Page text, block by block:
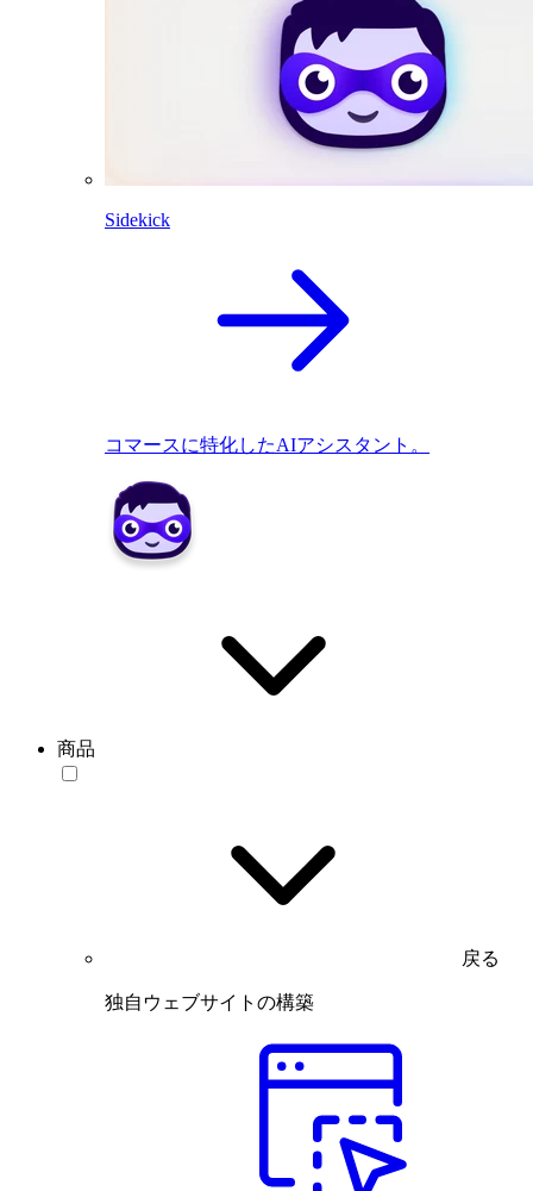
Sidekick
コマースに特化したAIアシスタント。
商品
戻る
独自ウェブサイトの構築